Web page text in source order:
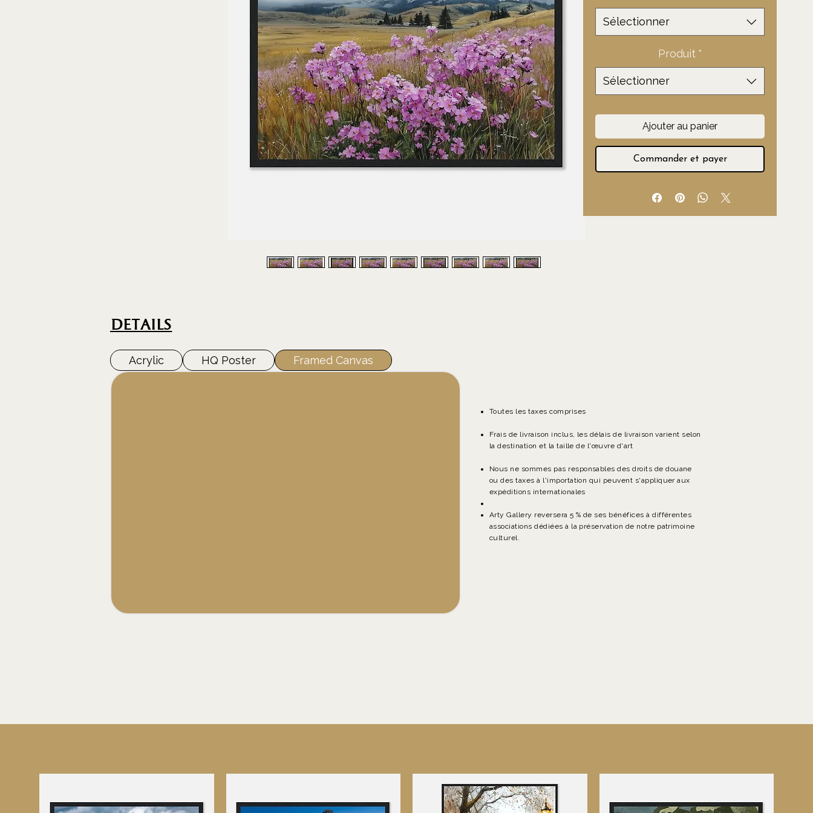
Sélectionner
Produit *
Sélectionner
Ajouter au panier
Commander et payer
DEtails
Acrylic HQ Poster Framed Canvas
Toutes les taxes comprises
Frais de livraison inclus, les délais de livraison varient selon
la destination et la taille de l'œuvre d'art
Nous ne sommes pas responsables des droits de douane
ou des taxes à l'importation qui peuvent s'appliquer aux
expéditions internationales
Arty Gallery reversera 5 % de ses bénéfices à différentes
associations dédiées à la préservation de notre patrimoine
culturel.